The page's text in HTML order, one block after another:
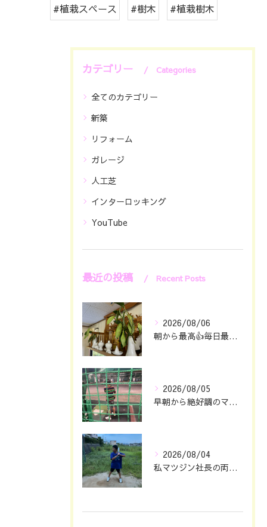
#植栽スペース #樹木 #植栽樹木
カテゴリー Categories
全てのカテゴリー
新築
リフォーム
ガレージ
人工芝
インターロッキング
YouTube
最近の投稿 Recent Posts
2026/08/06
朝から最高👍毎日最幸の😁マツジン社長でございます🤗
2026/08/05
早朝から絶好調のマツジン社長でございます✌️😁
2026/08/04
私マツジン社長の両親が色々あって🖐️息子仁は自主練していたと...